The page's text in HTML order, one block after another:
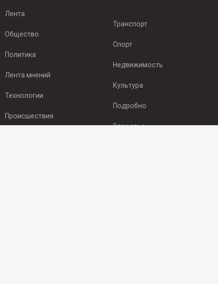
Лента
Общество
Политика
Лента мнений
Технологии
Происшествия
Транспорт
Спорт
Недвижимость
Культура
Подробно
Здоровье